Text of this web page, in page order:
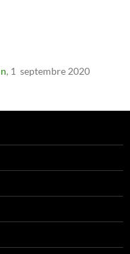
, 1 septembre 2020